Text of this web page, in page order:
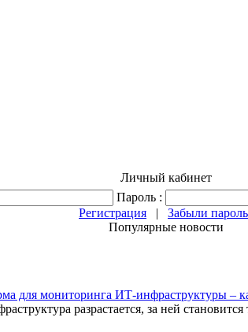
Личный кабинет
Пароль :
Регистрация | Забыли
Популярные новости
для мониторинга ИТ-инфраструктуры –
разрастается, за ней